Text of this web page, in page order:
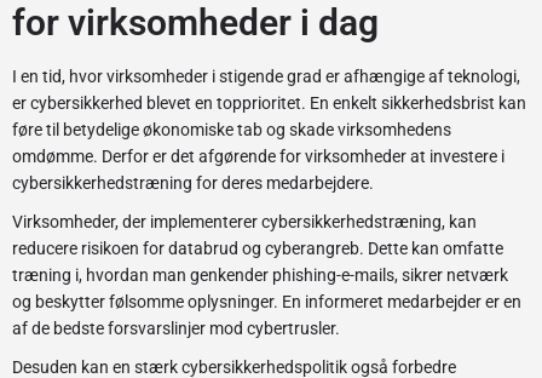
for virksomheder i dag
I en tid, hvor virksomheder i stigende grad er afhængige af teknologi,
er cybersikkerhed blevet en topprioritet. En enkelt sikkerhedsbrist kan
føre til betydelige økonomiske tab og skade virksomhedens
omdømme. Derfor er det afgørende for virksomheder at investere i
cybersikkerhedstræning for deres medarbejdere.
Virksomheder, der implementerer cybersikkerhedstræning, kan
reducere risikoen for databrud og cyberangreb. Dette kan omfatte
træning i, hvordan man genkender phishing-e-mails, sikrer netværk
og beskytter følsomme oplysninger. En informeret medarbejder er en
af de bedste forsvarslinjer mod cybertrusler.
Desuden kan en stærk cybersikkerhedspolitik også forbedre